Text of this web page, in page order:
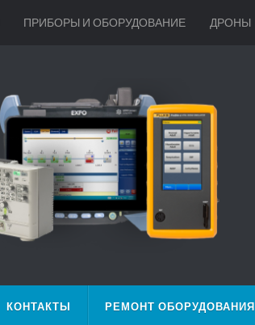
ПРИБОРЫ И ОБОРУДОВАНИЕ ДРОНЫ
КОНТАКТЫ РЕМОНТ ОБОРУДОВАНИЯ